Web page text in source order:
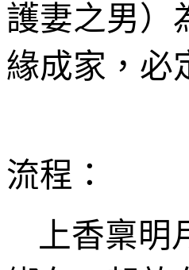
護妻之男 ）
緣成家，必
流程：
上香稟明